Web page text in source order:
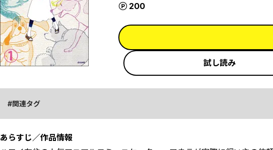
200
ポイント
試し読み
関連タグ
あらすじ／作品情報